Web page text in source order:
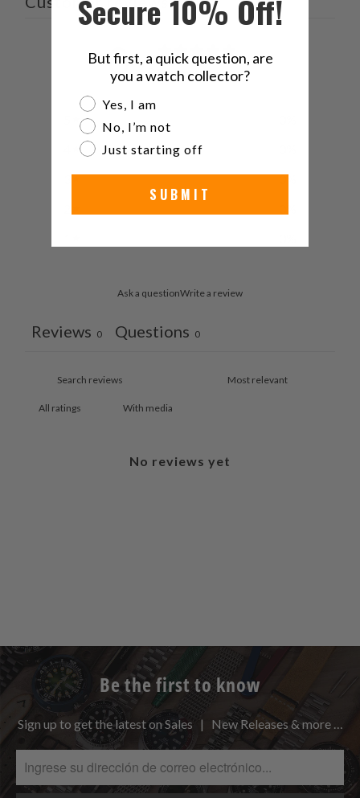
0 / 50 reviews
0%
Ask a questionWrite a review
Reviews 0 Questions 0
With media
No reviews yet
Be the first to know
Sign up to get the latest on Sales | New Releases & more …
Secure 10% Off!
But first, a quick question, are
you a watch collector?
Are you a watch collector?
Yes, I am
No, I’m not
Just starting off
SUBMIT